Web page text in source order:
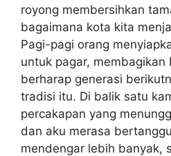
royong membersihkan
bagaimana kota kita
Pagi-pagi orang
untuk pagar, membagikan
berharap generasi
tradisi itu. Di balik satu
percakapan yang
dan aku merasa
mendengar lebih banyak,